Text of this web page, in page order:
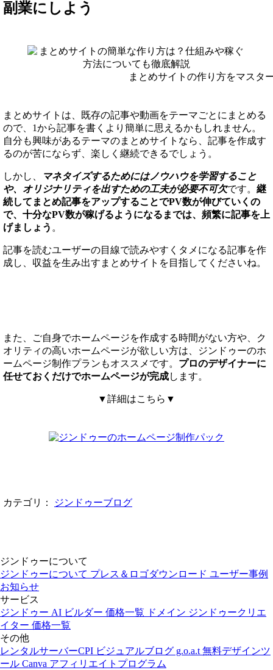
副業にしよう
まとめサイトの作り方をマスタ
まとめサイトは、既存の記事や動画をテーマごとにまとめる
ので、1から記事を書くより簡単に思えるかもしれません。
自分も興味があるテーマのまとめサイトなら、記事を作成す
るのが苦にならず、楽しく継続できるでしょう。
しかし、
マネタイズするためにはノウハウを学習すること
や、オリジナリティを出すための工夫が必要不可欠です。 継
続してまとめ記事をアップすることでPV数が伸びていくの
で、十分なPV数が稼げるようになるまでは、頻繁に記事を上
げましょう 。
記事を読むユーザーの目線で読みやすくタメになる記事を作
成し、収益を生み出すまとめサイトを目指してくださいね。
また、ご自身でホームページを作成する時間がない方や、ク
オリティの高いホームページが欲しい方は、ジンドゥーのホ
ームページ制作プランもオススメです。 プロのデザイナーに
任せておくだけでホームページが完成します。
▼詳細はこちら▼
カテゴリ： ジンドゥーブログ
ジンドゥーについて
ジンドゥーについて プレス＆ロゴダウンロード ユーザー事例
お知らせ
サービス
ジンドゥー AI ビルダー 価格一覧 ドメイン ジンドゥークリエ
イター 価格一覧
その他
レンタルサーバーCPI ビジュアルブログ g.o.a.t無料デザインツ
ール Canva アフィリエイトプログラム